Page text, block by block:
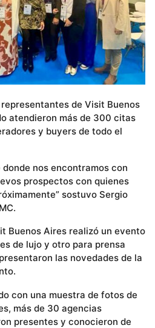
de Visit Buenos
atendieron más de 300 citas
y buyers de todo el
nos encontramos con
prospectos con quienes
sostuvo Sergio
Buenos Aires realizó un evento
de lujo y otro para prensa
las novedades de la
con una muestra de fotos de
más de 30 agencias
presentes y conocieron de